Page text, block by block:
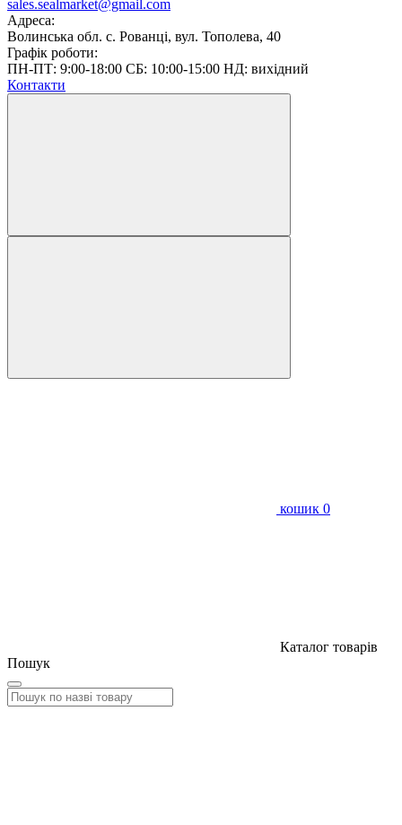
sales.sealmarket@gmail.com
Адреса:
Волинська обл. с. Рованці, вул. Тополева, 40
Графік роботи:
ПН-ПТ: 9:00-18:00 СБ: 10:00-15:00 НД: вихідний
Контакти
кошик 0
Каталог товарів
Пошук